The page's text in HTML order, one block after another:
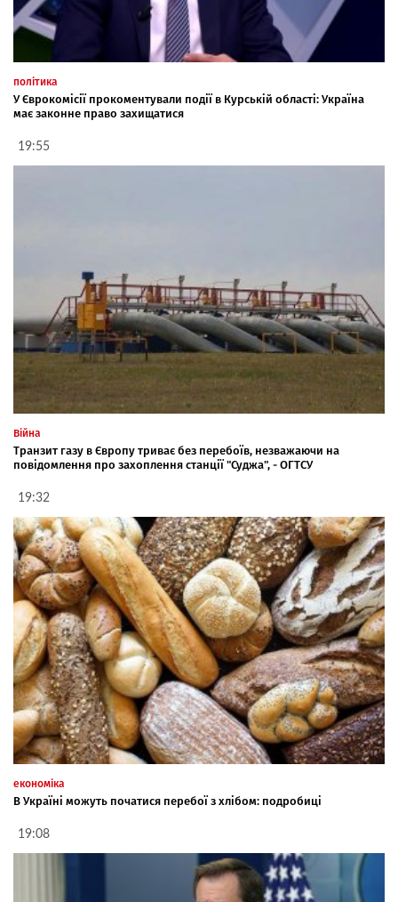
політика
У Єврокомісії прокоментували події в Курській області: Україна
має законне право захищатися
19:55
Війна
Транзит газу в Європу триває без перебоїв, незважаючи на
повідомлення про захоплення станції "Суджа", - ОГТСУ
19:32
економіка
В Україні можуть початися перебої з хлібом: подробиці
19:08